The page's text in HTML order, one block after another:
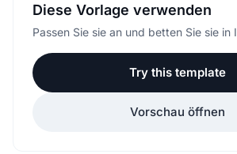
Diese Vorlage verwenden
Passen Sie sie an und betten Sie sie in
Try this template
Vorschau öffnen